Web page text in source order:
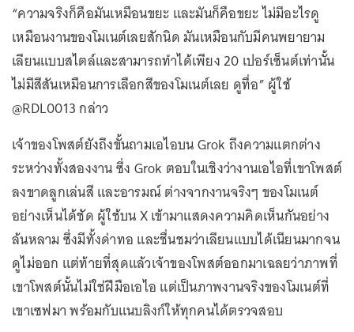
“ความจริงก็คือมันเหมือนขยะ และมันก็คือขยะ ไม่มีอะไรดู
เหมือนงานของโมเนต์เลยสักนิด มันเหมือนกับมีคนพยายาม
เลียนแบบสไตล์และสามารถทำได้เพียง 20 เปอร์เซ็นต์เท่านั้น
ไม่มีสีสันเหมือนการเลือกสีของโมเนต์เลย ดูทื่อ” ผู้ใช้
@RDL0013 กล่าว
เจ้าของโพสต์ยังถึงขั้นถามเอไอบน Grok ถึงความแตกต่าง
ระหว่างทั้งสองงาน ซึ่ง Grok ตอบในเชิงว่างานเอไอที่เขาโพสต์
ลงขาดลูกเล่นสี และอารมณ์ ต่างจากงานจริงๆ ของโมเนต์
อย่างเห็นได้ชัด ผู้ใช้บน X เข้ามาแสดงความคิดเห็นกันอย่าง
ล้นหลาม ซึ่งมีทั้งด่าทอ และชื่นชมว่าเลียนแบบได้เนียนมากจน
ดูไม่ออก แต่ท้ายที่สุดแล้วเจ้าของโพสต์ออกมาเฉลยว่าภาพที่
เขาโพสต์นั้นไม่ใช่ฝีมือเอไอ แต่เป็นภาพงานจริงของโมเนต์ที่
เขาเซฟมา พร้อมกับแนบลิงก์ให้ทุกคนได้ตรวจสอบ